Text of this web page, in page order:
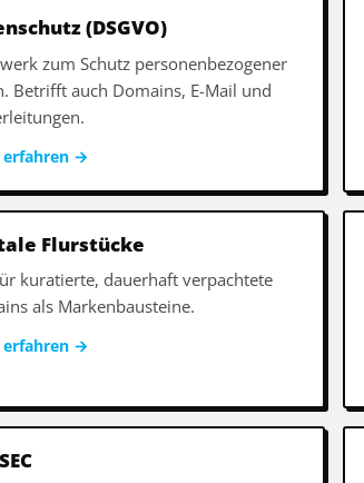
(DSGVO)
zum Schutz personenbezogener
Betrifft auch Domains, E-Mail und
erfahren →
Flurstücke
kuratierte, dauerhaft verpachtete
als Markenbausteine.
erfahren →